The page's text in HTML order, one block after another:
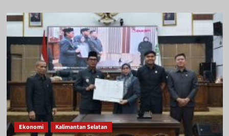
Ekonomi Kalimantan Selatan